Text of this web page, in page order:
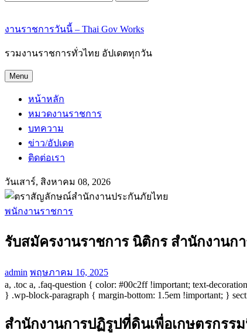
งานราชการวันนี้ – Thai Gov Works
รวมงานราชการทั่วไทย อัปเดตทุกวัน
Menu
หน้าหลัก
หมวดงานราชการ
บทความ
ข่าว/อัปเดต
ติดต่อเรา
วันเสาร์, สิงหาคม 08, 2026
พนักงานราชการ
รับสมัครงานราชการ นิติกร สำนักงานก
admin พฤษภาคม 16, 2025
a, .toc a, .faq-question { color: #00c2ff !important; text-
} .wp-block-paragraph { margin-bottom: 1.5em !important; }
สำนักงานการปฏิรูปที่ดินเพื่อเกษตรกรร